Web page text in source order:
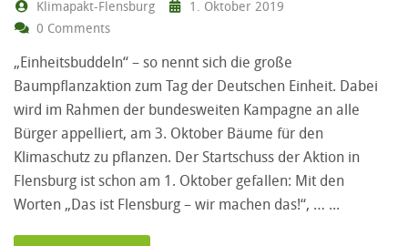
Klimapakt-Flensburg
1. Oktober 2019
0 Comments
„Einheitsbuddeln“ – so nennt sich die große
Baumpflanzaktion zum Tag der Deutschen Einheit. Dabei
wird im Rahmen der bundesweiten Kampagne an alle
Bürger appelliert, am 3. Oktober Bäume für den
Klimaschutz zu pflanzen. Der Startschuss der Aktion in
Flensburg ist schon am 1. Oktober gefallen: Mit den
Worten „Das ist Flensburg – wir machen das!“, …